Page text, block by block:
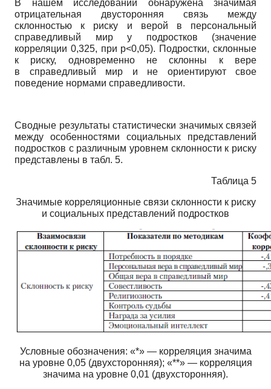
В нашем исследовании обнаружена значимая
отрицательная двусторонняя связь между
склонностью к риску и верой в персональный
справедливый мир у подростков (значение
корреляции 0,325, при р<0,05). Подростки, склонные
к риску, одновременно не склонны к вере
в справедливый мир и не ориентируют свое
поведение нормами справедливости.
Сводные результаты статистически значимых связей
между особенностями социальных представлений
подростков с различным уровнем склонности к риску
представлены в табл. 5.
Таблица 5
Значимые корреляционные связи склонности к риску
и социальных представлений подростков
Условные обозначения: «*» — корреляция значима
на уровне 0,05 (двухсторонняя); «**» — корреляция
значима на уровне 0,01 (двухсторонняя).